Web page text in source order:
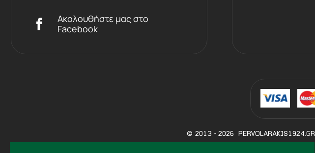
Ακολουθήστε μας στο
Facebook
© 2013 - 2026 PERVOLARAKIS1924.GR